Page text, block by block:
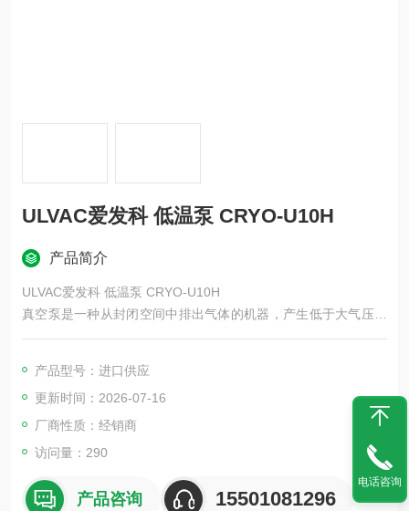
ULVAC爱发科 低温泵 CRYO-U10H
产品简介
ULVAC爱发科 低温泵 CRYO-U10H
真空泵是一种从封闭空间中排出气体的机器，产生低于大气压的
压力状态（真空）。 真空泵的种类很多，根据泵的机构和速度不
产品型号：进口供应
更新时间：2026-07-16
厂商性质：经销商
访问量：290
产品咨询 15501081296
电话咨询